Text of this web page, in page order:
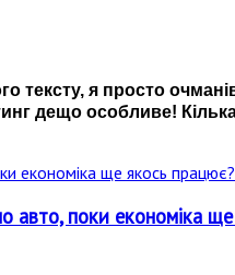
тексту, я просто
дещо особливе!
авто, поки